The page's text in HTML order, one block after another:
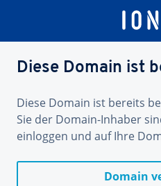
Diese Domain ist
Diese Domain ist bereits
Sie der Domain-Inhaber
einloggen und auf Ihre
Domain